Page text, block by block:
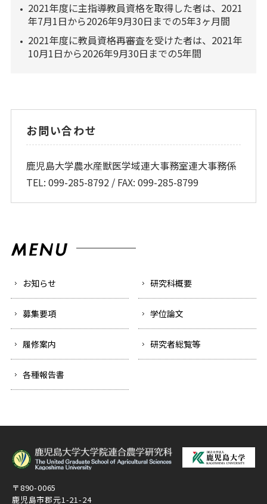
2021年度に主指導教員資格を取得した者は、2021
年7月1日から2026年9月30日までの5年3ヶ月間
2021年度に教員資格再審査を受けた者は、2021年
10月1日から2026年9月30日までの5年間
お問い合わせ
鹿児島大学農水産獣医学域連大事務室連大事務係
TEL: 099-285-8792 / FAX: 099-285-8799
お知らせ 研究科概要
募集要項 学位論文
履修案内 研究者総覧等
各種報告書
〒890-0065
鹿児島市郡元1-21-24